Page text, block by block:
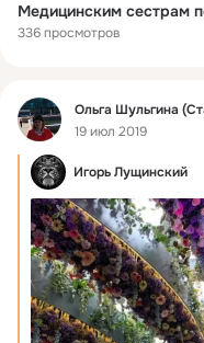
Медицинским сестрам
336 просмотров
Фид Ольга Шульгина
19 июл 2019
Игорь Лущинский